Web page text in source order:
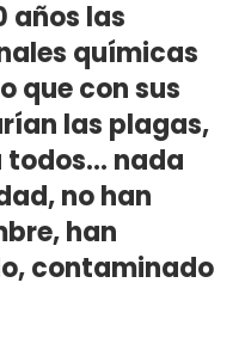
años las
químicas
que con sus
las plagas,
todos… nada
no han
han
contaminado